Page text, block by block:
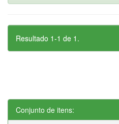
Resultado 1-1 de 1.
Conjunto de itens: